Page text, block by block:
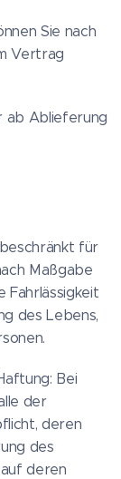
Sie nach
Vertrag
ab Ablieferung
für
Maßgabe
Fahrlässigkeit
des Lebens,
Bei
der
deren
des
deren